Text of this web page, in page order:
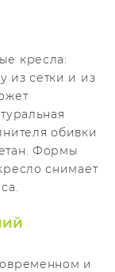
кресла:
из сетки и из
обивки
Формы
снимает
и